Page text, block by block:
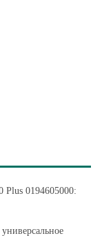
Plus 0194605000: